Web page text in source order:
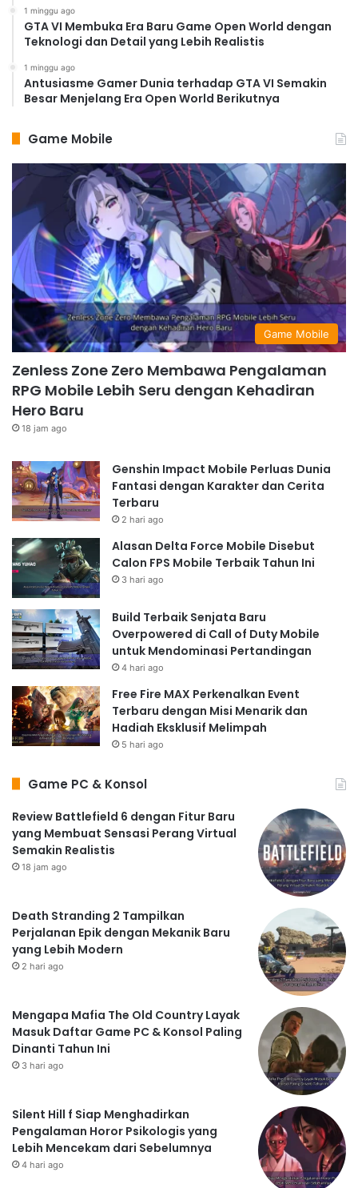
1 minggu ago
GTA VI Membuka Era Baru Game Open World dengan
Teknologi dan Detail yang Lebih Realistis
1 minggu ago
Antusiasme Gamer Dunia terhadap GTA VI Semakin
Besar Menjelang Era Open World Berikutnya
Game Mobile
Game Mobile
Zenless Zone Zero Membawa Pengalaman
RPG Mobile Lebih Seru dengan Kehadiran
Hero Baru
18 jam ago
Genshin Impact Mobile Perluas Dunia
Fantasi dengan Karakter dan Cerita
Terbaru
2 hari ago
Alasan Delta Force Mobile Disebut
Calon FPS Mobile Terbaik Tahun Ini
3 hari ago
Build Terbaik Senjata Baru
Overpowered di Call of Duty Mobile
untuk Mendominasi Pertandingan
4 hari ago
Free Fire MAX Perkenalkan Event
Terbaru dengan Misi Menarik dan
Hadiah Eksklusif Melimpah
5 hari ago
Game PC & Konsol
Review Battlefield 6 dengan Fitur Baru
yang Membuat Sensasi Perang Virtual
Semakin Realistis
18 jam ago
Death Stranding 2 Tampilkan
Perjalanan Epik dengan Mekanik Baru
yang Lebih Modern
2 hari ago
Mengapa Mafia The Old Country Layak
Masuk Daftar Game PC & Konsol Paling
Dinanti Tahun Ini
3 hari ago
Silent Hill f Siap Menghadirkan
Pengalaman Horor Psikologis yang
Lebih Mencekam dari Sebelumnya
4 hari ago